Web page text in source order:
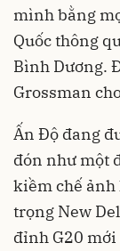
mình bằng
Quốc thông
Bình Dương.
Grossman
Ấn Độ đang
đón như một
kiềm chế ảnh
trọng New
đỉnh G20